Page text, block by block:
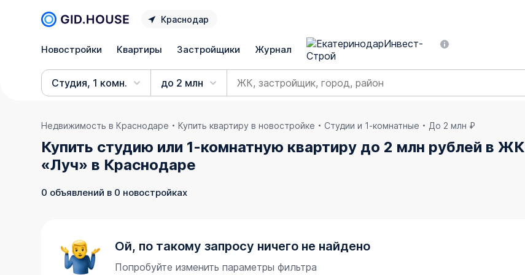
Краснодар
Новостройки Квартиры Застройщики Журнал
Студия, 1 комн. до 2 млн
Недвижимость в Краснодаре Купить квартиру в новостройке Студии и 1-комнатные До 2 млн ₽
Купить студию или 1-комнатную квартиру до 2 млн рублей в ЖК
«Луч» в Краснодаре
0 объявлений в 0 новостройках
Ой, по такому запросу ничего не найдено
Попробуйте изменить параметры фильтра